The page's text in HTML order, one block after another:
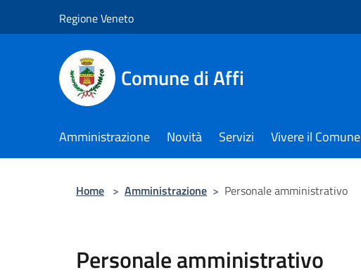
Regione Veneto
Comune di Affi
Amministrazione Novità Servizi Vivere il Comune
Home > Amministrazione > Personale amministrativo
Personale amministrativo